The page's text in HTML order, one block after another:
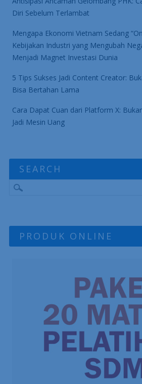
Diri Sebelum Terlambat
Mengapa Ekonomi Vietnam Sedang
Kebijakan Industri yang Mengubah
Menjadi Magnet Investasi Dunia
5 Tips Sukses Jadi Content Creator:
Bisa Bertahan Lama
Cara Dapat Cuan dari Platform X:
Jadi Mesin Uang
SEARCH
PRODUK ONLINE